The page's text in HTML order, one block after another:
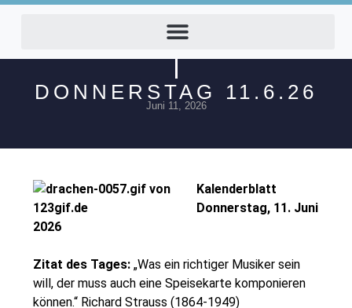
DONNERSTAG 11.6.26
Juni 11, 2026
Kalenderblatt
Donnerstag, 11. Juni
2026
Zitat des Tages:„Was ein richtiger Musiker sein
will, der muss auch eine Speisekarte komponieren
können.“ Richard Strauss (1864-1949)